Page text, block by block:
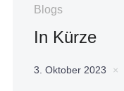
Blogs
In Kürze
3. Oktober 2023